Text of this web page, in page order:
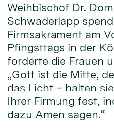
Weihbischof Dr.
Schwaderlapp
Firmsakrament am
Pfingsttags in der
forderte die Frauen
„Gott ist die Mitte,
das Licht – halten
Ihrer Firmung fest,
dazu Amen sagen.“